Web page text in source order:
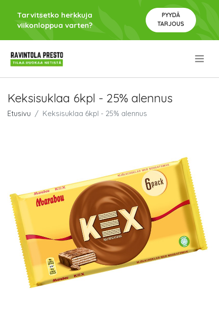
Tarvitsetko herkkuja
viikonloppua varten?
PYYDÄ
TARJOUS
Keksisuklaa 6kpl - 25% alennus
Etusivu Keksisuklaa 6kpl - 25% alennus